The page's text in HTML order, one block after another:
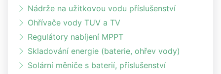
Nádrže na užitkovou vodu příslušenství
Ohřívače vody TUV a TV
Regulátory nabíjení MPPT
Skladování energie (baterie, ohřev vody)
Solární měniče s baterií, příslušenství